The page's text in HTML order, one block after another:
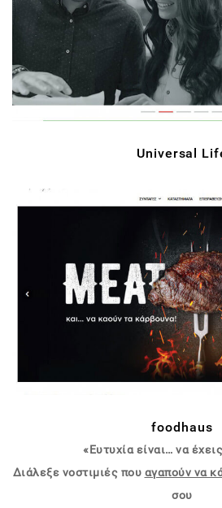
Universal
foodhaus
«Ευτυχία είναι… να
Διάλεξε νοστιμιές που αγαπούν να
σου